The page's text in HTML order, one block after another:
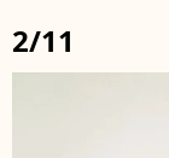
2/11